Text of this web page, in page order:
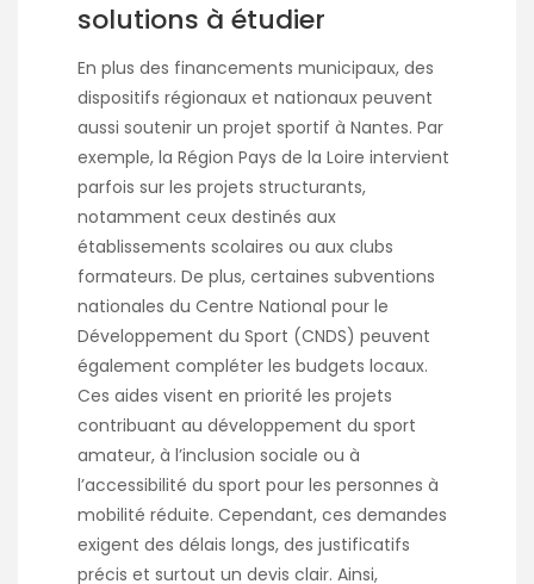
solutions à étudier
En plus des financements municipaux, des
dispositifs régionaux et nationaux peuvent
aussi soutenir un projet sportif à Nantes. Par
exemple, la Région Pays de la Loire intervient
parfois sur les projets structurants,
notamment ceux destinés aux
établissements scolaires ou aux clubs
formateurs. De plus, certaines subventions
nationales du Centre National pour le
Développement du Sport (CNDS) peuvent
également compléter les budgets locaux.
Ces aides visent en priorité les projets
contribuant au développement du sport
amateur, à l’inclusion sociale ou à
l’accessibilité du sport pour les personnes à
mobilité réduite. Cependant, ces demandes
exigent des délais longs, des justificatifs
précis et surtout un devis clair. Ainsi,